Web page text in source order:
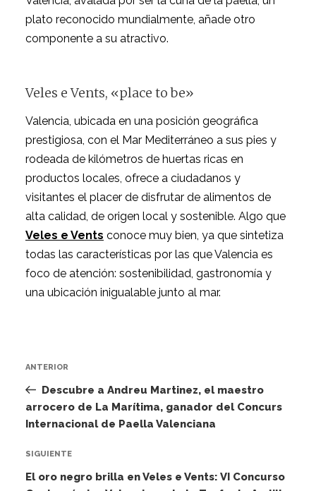
plato reconocido mundialmente, añade otro
componente a su atractivo.
Veles e Vents, «place to be»
Valencia, ubicada en una posición geográfica
prestigiosa, con el Mar Mediterráneo a sus pies y
rodeada de kilómetros de huertas ricas en
productos locales, ofrece a ciudadanos y
visitantes el placer de disfrutar de alimentos de
alta calidad, de origen local y sostenible. Algo que
Veles e Vents conoce muy bien, ya que sintetiza
todas las características por las que Valencia es
foco de atención: sostenibilidad, gastronomía y
una ubicación inigualable junto al mar.
entradas
Entrada
anterior:
ANTERIOR
Descubre a Andreu Martinez, el maestro
arrocero de La Marítima, ganador del Concurs
Internacional de Paella Valenciana
Siguiente
entrada
SIGUIENTE
El oro negro brilla en Veles e Vents: VI Concurso